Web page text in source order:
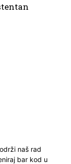
naš rad
bar kod u